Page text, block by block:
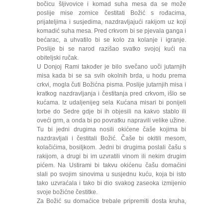
bočicu šljivovice i komad suha mesa da se može
poslije mise zornice čestitati Božić s rođacima,
prijateljima i susjedima, nazdravljajući rakijom uz koji
komadić suha mesa. Pred crkvom bi se pjevala ganga i
bećarac, a uhvatilo bi se kolo za kolanje i igranje.
Poslije bi se narod razišao svatko svojoj kući na
obiteljski ručak.
U Donjoj Rami također je bilo svečano uoči jutarnjih
misa kada bi se sa svih okolnih brda, u hodu prema
crkvi, mogla čuti Božićna pisma. Poslije jutarnjih misa i
kratkog nazdravljanja i čestitanja pred crkvom, išlo se
kućama. Iz udaljenijeg sela Kućana misari bi ponijeli
torbe do Sedre gdje bi ih objesili na kakvo stablo ili
oveći grm, a onda bi po povratku napravili velike užine.
Tu bi jedni dru­gima nosili okićene čaše kojima bi
nazdravljali i čestitali Božić. Čaše bi okitili mesom,
kolačićima, bosiljkom. Jedni bi drugima poslali čašu s
rakijom, a drugi bi im uzvratili vinom ili nekim drugim
pićem. Na Ustirami bi takvu okićenu čašu domaćini
slali po svojim sinovima u susjednu kuću, koja bi isto
tako uzvraćala i tako bi dio svakog zaseoka izmijenio
svoje božićne čestitke.
Za Božić su domaćice trebale pripremiti dosta kruha,